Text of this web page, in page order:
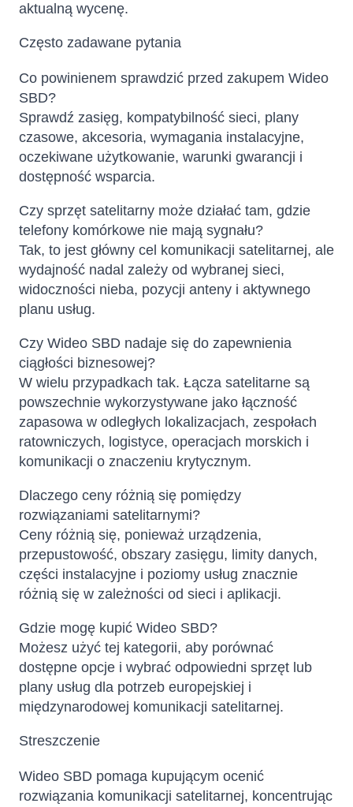
aktualną wycenę.
Często zadawane pytania
Co powinienem sprawdzić przed zakupem Wideo
SBD?
Sprawdź zasięg, kompatybilność sieci, plany
czasowe, akcesoria, wymagania instalacyjne,
oczekiwane użytkowanie, warunki gwarancji i
dostępność wsparcia.
Czy sprzęt satelitarny może działać tam, gdzie
telefony komórkowe nie mają sygnału?
Tak, to jest główny cel komunikacji satelitarnej, ale
wydajność nadal zależy od wybranej sieci,
widoczności nieba, pozycji anteny i aktywnego
planu usług.
Czy Wideo SBD nadaje się do zapewnienia
ciągłości biznesowej?
W wielu przypadkach tak. Łącza satelitarne są
powszechnie wykorzystywane jako łączność
zapasowa w odległych lokalizacjach, zespołach
ratowniczych, logistyce, operacjach morskich i
komunikacji o znaczeniu krytycznym.
Dlaczego ceny różnią się pomiędzy
rozwiązaniami satelitarnymi?
Ceny różnią się, ponieważ urządzenia,
przepustowość, obszary zasięgu, limity danych,
części instalacyjne i poziomy usług znacznie
różnią się w zależności od sieci i aplikacji.
Gdzie mogę kupić Wideo SBD?
Możesz użyć tej kategorii, aby porównać
dostępne opcje i wybrać odpowiedni sprzęt lub
plany usług dla potrzeb europejskiej i
międzynarodowej komunikacji satelitarnej.
Streszczenie
Wideo SBD pomaga kupującym ocenić
rozwiązania komunikacji satelitarnej, koncentrując